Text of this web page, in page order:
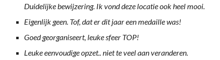
Duidelijke bewijzering. Ik vond deze locatie ook heel mooi.
Eigenlijk geen. Tof, dat er dit jaar een medaille was!
Goed georganiseert, leuke sfeer TOP!
Leuke eenvoudige opzet.. niet te veel aan veranderen.